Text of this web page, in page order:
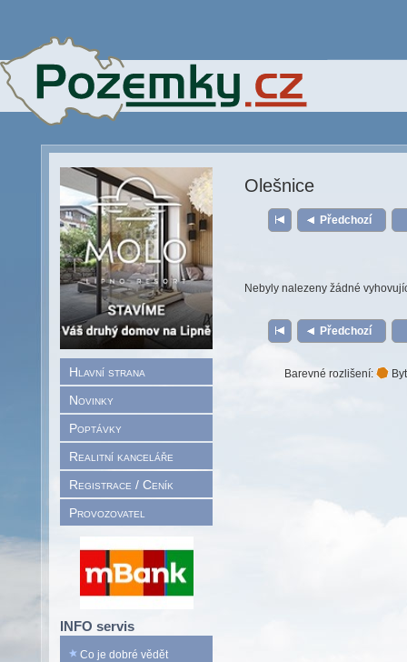
Hlavní strana
Novinky
Poptávky
Realitní kanceláře
Registrace / Ceník
Provozovatel
INFO servis
Co je dobré vědět
Olešnice
Předchozí
Nebyly nalezeny žádné
Předchozí
Barevné rozlišení: